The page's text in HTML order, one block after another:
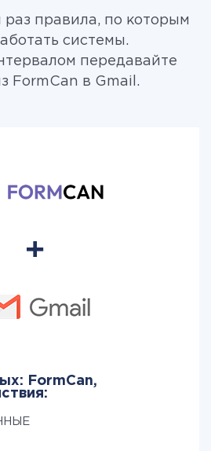
раз правила, по которым
системы.
передавайте
FormCan в Gmail.
FormCan,